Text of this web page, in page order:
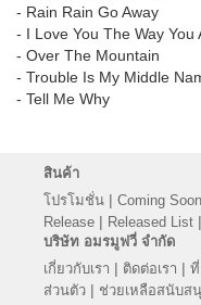
- Rain Rain Go Away
- I Love You The Way You
- Over The Mountain
- Trouble Is My Middle
- Tell Me Why
สินค้า
โปรโมชั่น | Coming Soon
Release | Released List |
บริษัท อมรมูฟวี่ จำกัด
เกี่ยวกับเรา | ติดต่อเรา | ที่
ส่วนตัว | ช่วยเหลือสนับส